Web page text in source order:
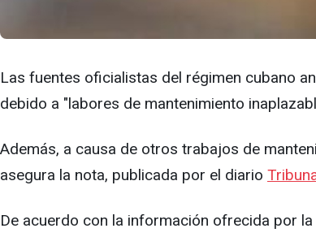
Las fuentes oficialistas del régimen cubano
debido a "labores de mantenimiento
Además, a causa de otros trabajos de
asegura la nota, publicada por el diario
De acuerdo con la información ofrecida por